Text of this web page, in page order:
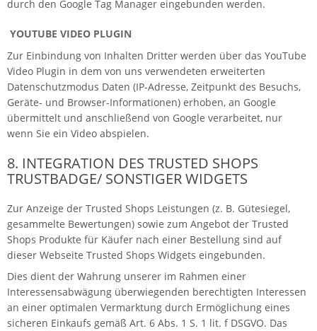
durch den Google Tag Manager eingebunden werden.
YOUTUBE VIDEO PLUGIN
Zur Einbindung von Inhalten Dritter werden über das YouTube
Video Plugin in dem von uns verwendeten erweiterten
Datenschutzmodus Daten (IP-Adresse, Zeitpunkt des Besuchs,
Geräte- und Browser-Informationen) erhoben, an Google
übermittelt und anschließend von Google verarbeitet, nur
wenn Sie ein Video abspielen.
8. INTEGRATION DES TRUSTED SHOPS
TRUSTBADGE/ SONSTIGER WIDGETS
Zur Anzeige der Trusted Shops Leistungen (z. B. Gütesiegel,
gesammelte Bewertungen) sowie zum Angebot der Trusted
Shops Produkte für Käufer nach einer Bestellung sind auf
dieser Webseite Trusted Shops Widgets eingebunden.
Dies dient der Wahrung unserer im Rahmen einer
Interessensabwägung überwiegenden berechtigten Interessen
an einer optimalen Vermarktung durch Ermöglichung eines
sicheren Einkaufs gemäß Art. 6 Abs. 1 S. 1 lit. f DSGVO. Das